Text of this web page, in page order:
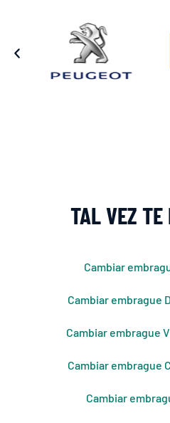
TAL VEZ TE
Cambiar
Cambiar embrague
Cambiar embrague
Cambiar embrague
Cambiar